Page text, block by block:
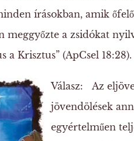
írásokban, amik
meggyőzte a zsidókat
a Krisztus” (ApCsel 18:28).
Válasz: Az
jövendölések
egyértelműen